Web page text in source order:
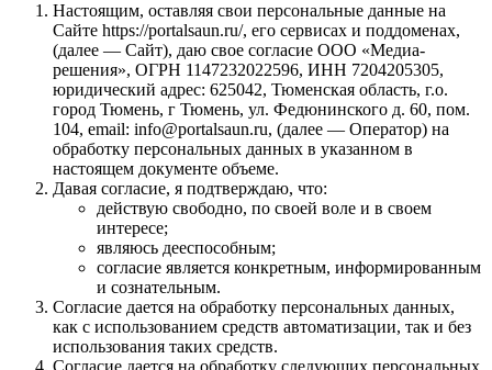
Настоящим, оставляя свои персональные данные на
Сайте https://portalsaun.ru/, его сервисах и поддоменах,
(далее — Сайт), даю свое согласие ООО «Медиа-
решения», ОГРН 1147232022596, ИНН 7204205305,
юридический адрес: 625042, Тюменская область, г.о.
город Тюмень, г Тюмень, ул. Федюнинского д. 60, пом.
104, email: info@portalsaun.ru, (далее — Оператор) на
обработку персональных данных в указанном в
настоящем документе объеме.
Давая согласие, я подтверждаю, что:
действую свободно, по своей воле и в своем
интересе;
являюсь дееспособным;
согласие является конкретным, информированным
и сознательным.
Согласие дается на обработку персональных данных,
как с использованием средств автоматизации, так и без
использования таких средств.
Согласие дается на обработку следующих персональных